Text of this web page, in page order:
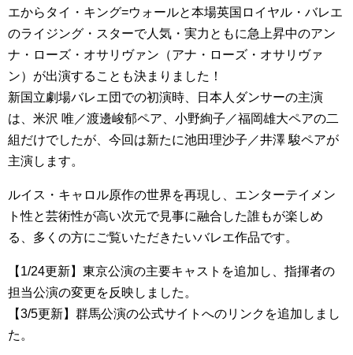
エからタイ・キング=ウォールと本場英国ロイヤル・バレエ
のライジング・スターで人気・実力ともに急上昇中のアン
ナ・ローズ・オサリヴァン（アナ・ローズ・オサリヴァ
ン）が出演することも決まりました！
新国立劇場バレエ団での初演時、日本人ダンサーの主演
は、米沢 唯／渡邊峻郁ペア、小野絢子／福岡雄大ペアの二
組だけでしたが、今回は新たに池田理沙子／井澤 駿ペアが
主演します。
ルイス・キャロル原作の世界を再現し、エンターテイメン
ト性と芸術性が高い次元で見事に融合した誰もが楽しめ
る、 多くの方にご覧いただきたいバレエ作品です。
【1/24更新】東京公演の主要キャストを追加し、指揮者の
担当公演の変更を反映しました。
【3/5更新】群馬公演の公式サイトへのリンクを追加しまし
た。